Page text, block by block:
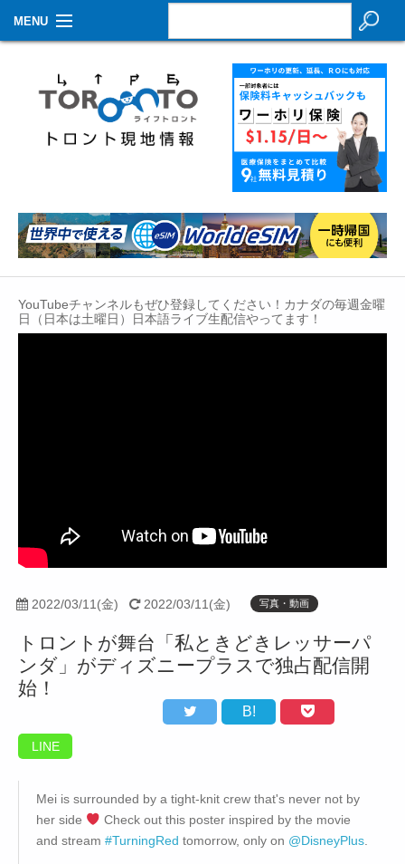
MENU
生活情報
その他
イベントカレンダー
Contact
YouTubeチャンネルもぜひ登録してください！カナダの毎週金曜
日（日本は土曜日）日本語ライブ生配信やってます！
2022/03/11(金) 2022/03/11(金) 写真・動画
トロントが舞台「私ときどきレッサーパ
ンダ」がディズニープラスで独占配信開
始！
B!
LINE
Mei is surrounded by a tight-knit crew that's never not by
her side
Check out this poster inspired by the movie
and stream #TurningRed tomorrow, only on @DisneyPlus.